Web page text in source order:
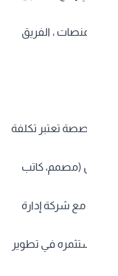
في المنصات ، الفريق
متخصصة تعتبر تكلفة
كامل (مصمم، كاتب
مع شركة إدارة
.
تستثمره في تطوير